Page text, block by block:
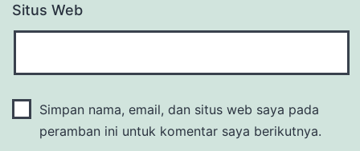
Situs Web
Simpan nama, email, dan situs web saya pada
peramban ini untuk komentar saya berikutnya.